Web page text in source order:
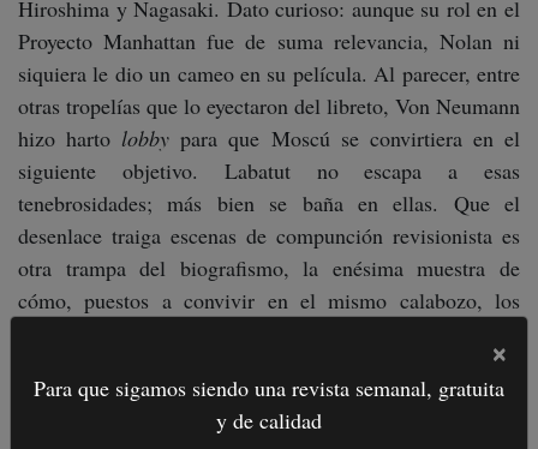
Hiroshima y Nagasaki. Dato curioso: aunque su rol en el
Proyecto Manhattan fue de suma relevancia, Nolan ni
siquiera le dio un cameo en su película. Al parecer, entre
otras tropelías que lo eyectaron del libreto, Von Neumann
hizo harto lobby para que Moscú se convirtiera en el
siguiente objetivo. Labatut no escapa a esas
tenebrosidades; más bien se baña en ellas. Que el
desenlace traiga escenas de compunción revisionista es
otra trampa del biografismo, la enésima muestra de
cómo, puestos a convivir en el mismo calabozo, los
La tercera parte adelanta años para ubicarnos en las
postrimerías de la amenaza. El potencial holocausto
×
Para que sigamos siendo una revista semanal, gratuita
y de calidad